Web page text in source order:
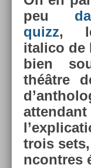
peu
quizz,
italico de
bien
théâtre
at­tendant
trois
ncontres